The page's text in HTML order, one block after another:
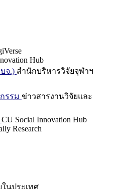
Hub
จ.) สำนักบริหารวิจัยจุฬาฯ
รรม ข่าวสารงานวิจัยและ
CU Social Innovation Hub
Research
นประเทศ